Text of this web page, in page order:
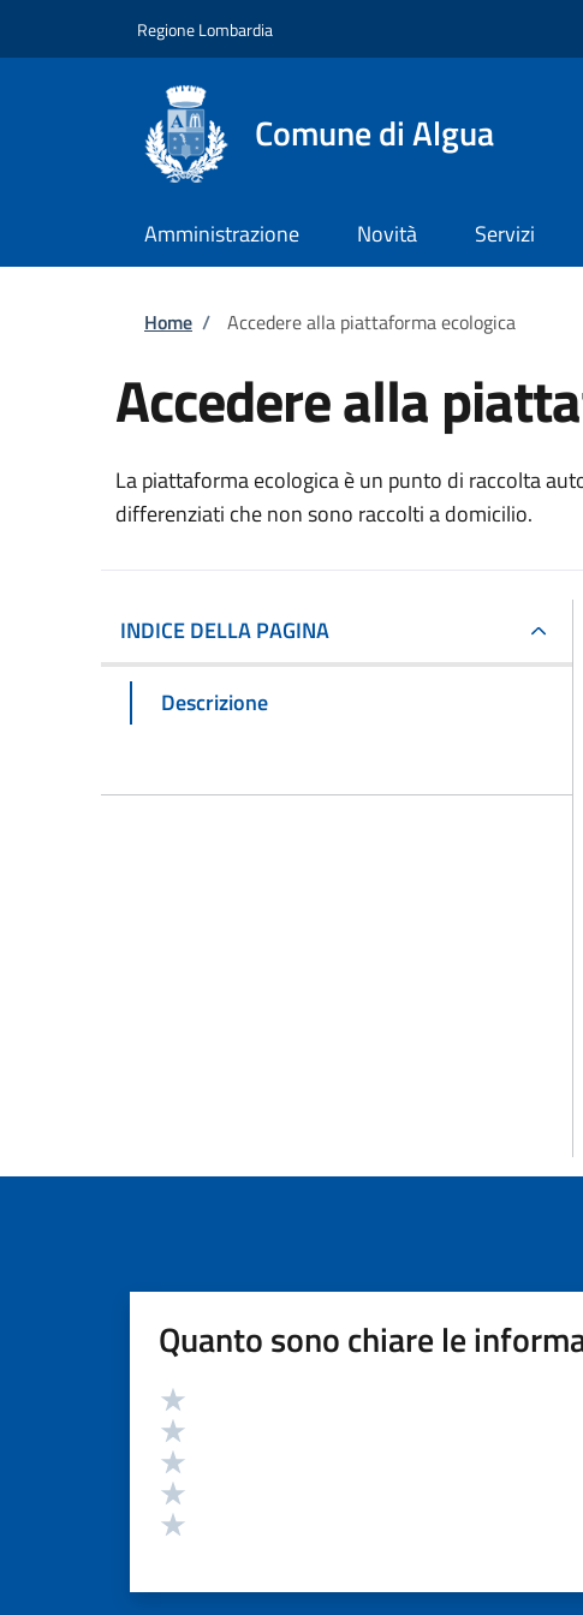
Regione Lombardia
Comune di Algua
Amministrazione Novità Servizi
Briciole di pane
Home / Accedere alla piattaforma ecologica
Accedere alla
La piattaforma ecologica è un punto di raccolta
differenziati che non sono raccolti a domicilio.
INDICE DELLA PAGINA
Descrizione
Quanto sono chiare le
Valutazione